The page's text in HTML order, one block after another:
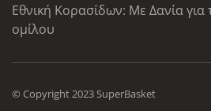
Εθνική Κορασίδων: Με Δανία
ομίλου
© Copyright 2023 SuperBasket